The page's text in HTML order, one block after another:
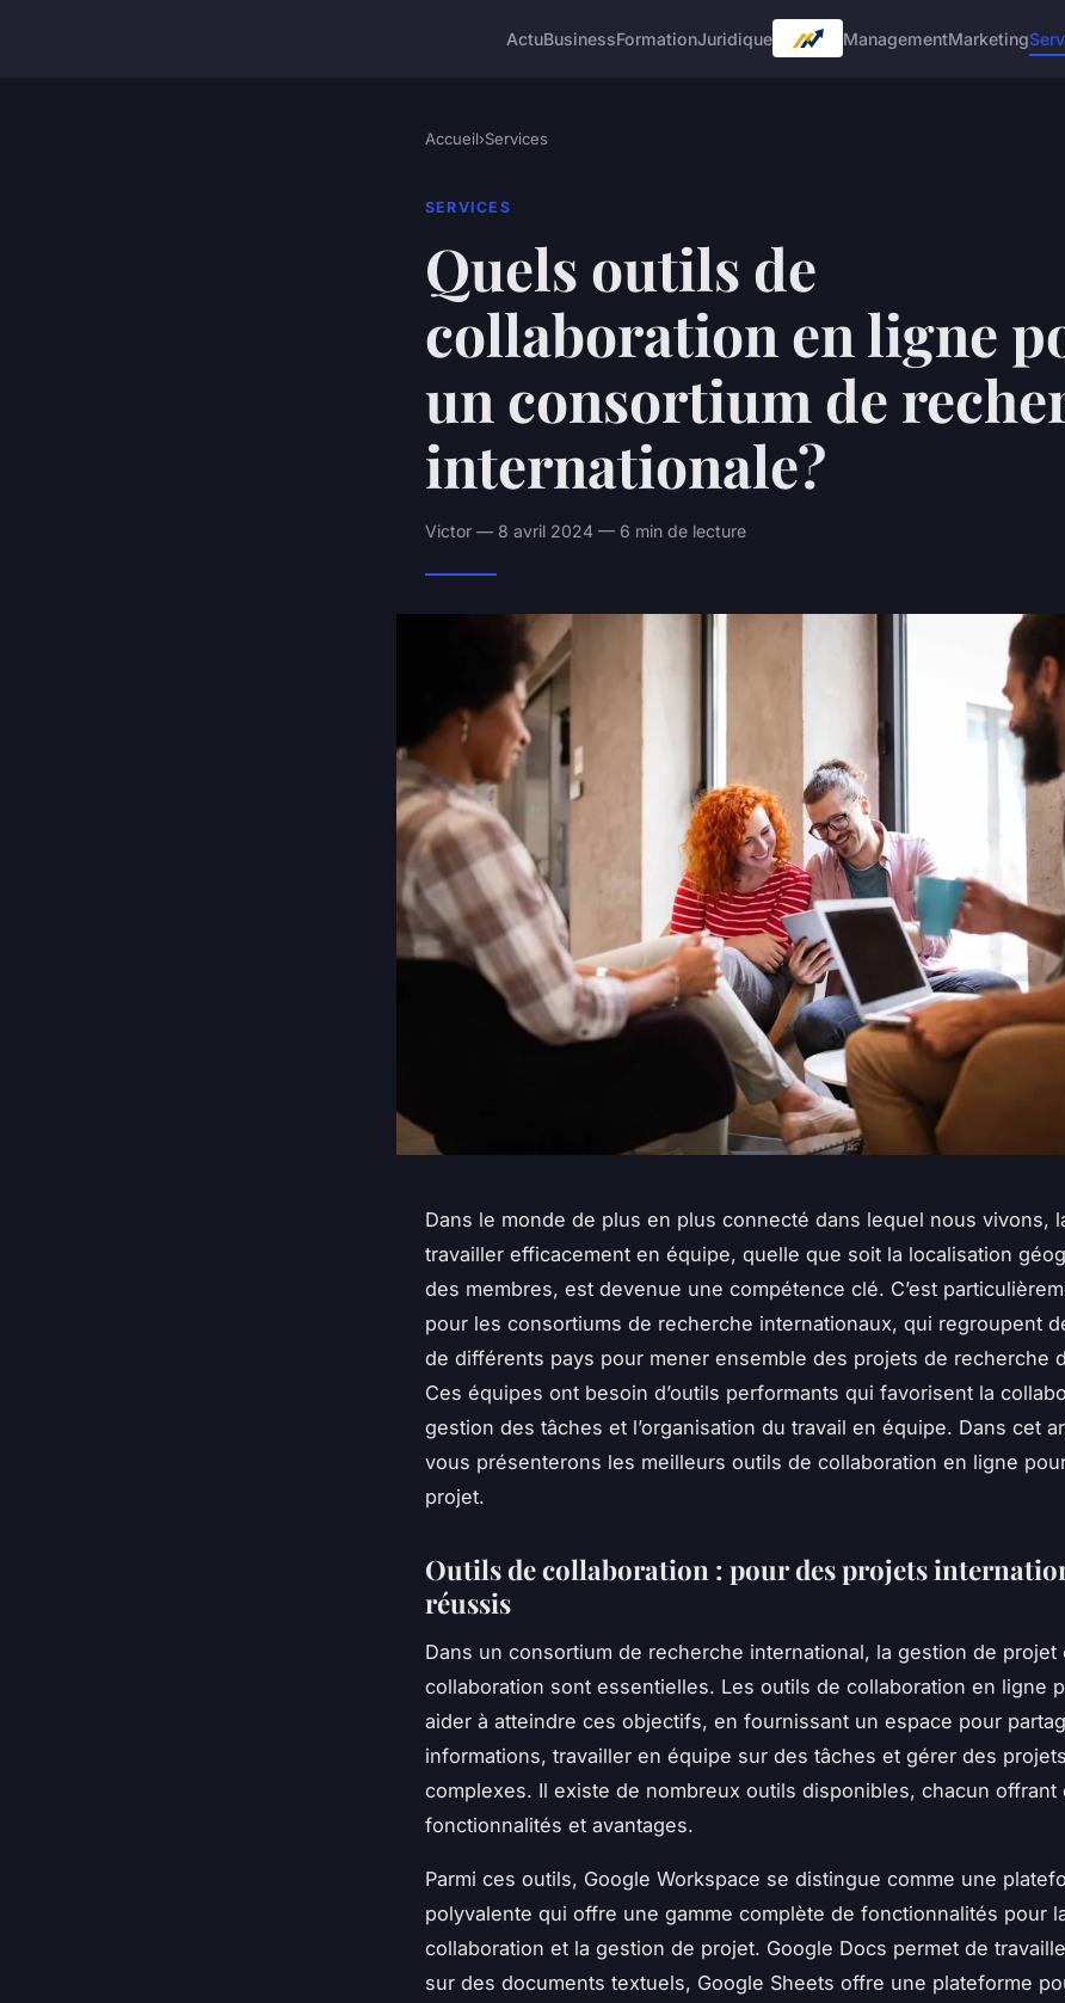
ActuBusinessFormationJuridique ManagementMarketing
Accueil›Services
SERVICES
Quels outils de
collaboration en ligne
un consortium de
internationale?
Victor — 8 avril 2024 — 6 min de lecture
Dans le monde de plus en plus connecté dans lequel nous vivons,
travailler efficacement en équipe, quelle que soit la localisation
des membres, est devenue une compétence clé. C’est
pour les consortiums de recherche internationaux, qui regroupent
de différents pays pour mener ensemble des projets de recherche
Ces équipes ont besoin d’outils performants qui favorisent la
gestion des tâches et l’organisation du travail en équipe. Dans cet
vous présenterons les meilleurs outils de collaboration en ligne
projet.
Outils de collaboration : pour des projets
réussis
Dans un consortium de recherche international, la gestion de projet
collaboration sont essentielles. Les outils de collaboration en ligne
aider à atteindre ces objectifs, en fournissant un espace pour
informations, travailler en équipe sur des tâches et gérer des projets
complexes. Il existe de nombreux outils disponibles, chacun offrant
fonctionnalités et avantages.
Parmi ces outils, Google Workspace se distingue comme une
polyvalente qui offre une gamme complète de fonctionnalités pour
collaboration et la gestion de projet. Google Docs permet de
sur des documents textuels, Google Sheets offre une plateforme